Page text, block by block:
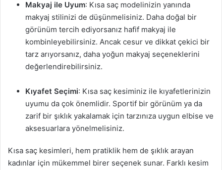
Makyaj ile Uyum: Kısa saç modelinizin yanında
makyaj stilinizi de düşünmelisiniz. Daha doğal bir
görünüm tercih ediyorsanız hafif makyaj ile
kombinleyebilirsiniz. Ancak cesur ve dikkat çekici bir
tarz arıyorsanız, daha yoğun makyaj seçeneklerini
değerlendirebilirsiniz.
Kıyafet Seçimi: Kısa saç kesiminiz ile kıyafetlerinizin
uyumu da çok önemlidir. Sportif bir görünüm ya da
zarif bir şıklık yakalamak için tarzınıza uygun elbise ve
aksesuarlara yönelmelisiniz.
Kısa saç kesimleri, hem pratiklik hem de şıklık arayan
kadınlar için mükemmel birer seçenek sunar. Farklı kesim